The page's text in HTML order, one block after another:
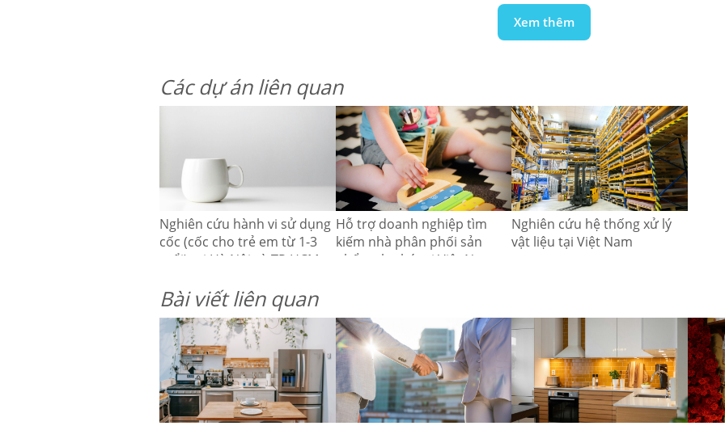
Xem thêm
Các dự án liên quan
Nghiên cứu hành vi sử dụng
cốc (cốc cho trẻ em từ 1-3
tuổi) tại Hà Nội và TP.HCM
Hỗ trợ doanh nghiệp tìm
kiếm nhà phân phối sản
phẩm cho bé tại Việt Nam
Nghiên cứu hệ thống xử lý
vật liệu tại Việt Nam
Bài viết liên quan